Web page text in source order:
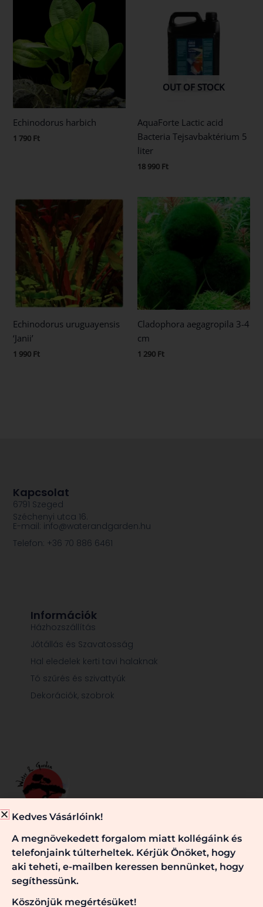
Echinodorus harbich
1 790 Ft
OUT OF STOCK
AquaForte Lactic acid
Bacteria Tejsavbaktérium 5
liter
18 990 Ft
Echinodorus uruguayensis
‘Janii’
1 990 Ft
Cladophora aegagropila 3-4
cm
1 290 Ft
szükséges, nálunk megtalálható. Kérje véleményünket,
szaktanácsainkat! Keressen bennünket!
Információk
Házhozszállítás
Jótállás és Szavatosság
Hal eledelek kerti tavi halaknak
Tó szűrés és szivattyúk
Dekorációk, szobrok
Kapcsolat
6791 Szeged
Széchenyi utca 16.
E-mail: info@waterandgarden.hu
Telefon: +36 70 886 6461
Kedves Vásárlóink!
A megnövekedett forgalom miatt kollégáink és
telefonjaink túlterheltek. Kérjük Önöket, hogy
aki teheti, e-mailben keressen bennünket, hogy
segíthessünk.
Köszönjük megértésüket!